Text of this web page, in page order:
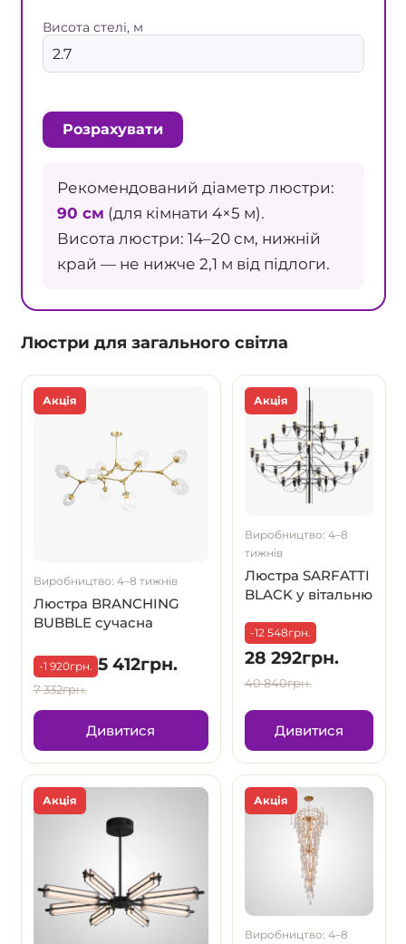
Висота стелі, м
Розрахувати
Рекомендований діаметр люстри:
90 см (для кімнати 4×5 м).
Висота люстри: 14–20 см, нижній
край — не нижче 2,1 м від підлоги.
Люстри для загального світла
Акція
Виробництво: 4–8 тижнів
Люстра BRANCHING
BUBBLE сучасна
-1 920грн. 5 412грн.
7 332грн.
Дивитися
Акція
Виробництво: 4–8
тижнів
Люстра SARFATTI
BLACK у вітальню
-12 548грн.
28 292грн.
40 840грн.
Дивитися
Акція Акція
Виробництво: 4–8